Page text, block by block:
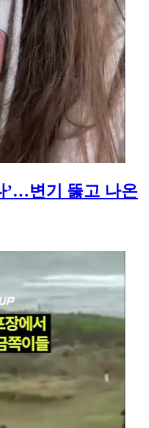
’…변기 뚫고 나온